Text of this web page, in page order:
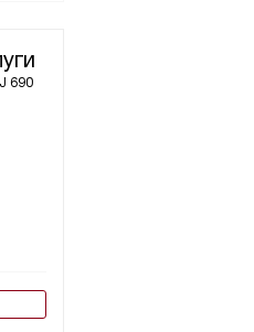
690